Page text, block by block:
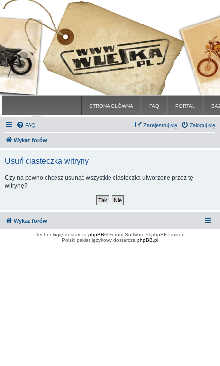
STRONA GŁÓWNA FAQ PORTAL
FAQ Zaloguj się
Zarejestruj się
Wykaz forów
Usuń ciasteczka witryny
Czy na pewno chcesz usunąć wszystkie ciasteczka utworzone przez tę
witrynę?
Wykaz forów
Technologię dostarcza phpBB® Forum Software © phpBB Limited
Polski pakiet językowy dostarcza phpBB.pl